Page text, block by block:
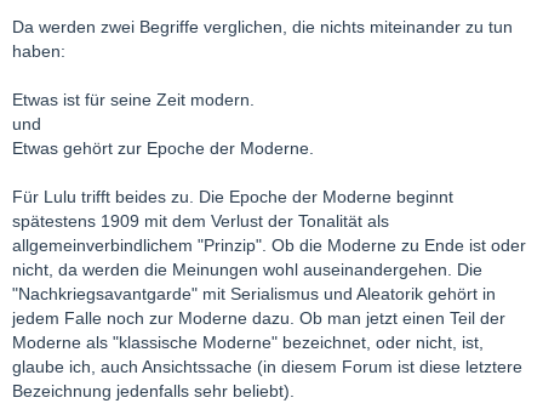
Da werden zwei Begriffe verglichen, die nichts miteinander zu tun
haben:
Etwas ist für seine Zeit modern.
und
Etwas gehört zur Epoche der Moderne.
Für Lulu trifft beides zu. Die Epoche der Moderne beginnt
spätestens 1909 mit dem Verlust der Tonalität als
allgemeinverbindlichem "Prinzip". Ob die Moderne zu Ende ist oder
nicht, da werden die Meinungen wohl auseinandergehen. Die
"Nachkriegsavantgarde" mit Serialismus und Aleatorik gehört in
jedem Falle noch zur Moderne dazu. Ob man jetzt einen Teil der
Moderne als "klassische Moderne" bezeichnet, oder nicht, ist,
glaube ich, auch Ansichtssache (in diesem Forum ist diese letztere
Bezeichnung jedenfalls sehr beliebt).